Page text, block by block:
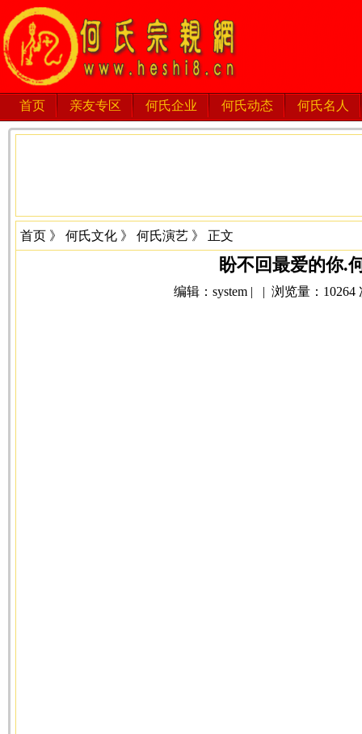
首页 亲友专区 何氏企业 何氏动态 何氏名人
首页 》 何氏文化 》 何氏演艺 》 正文
盼不回最爱的你.
编辑：system | | 浏览量：10264